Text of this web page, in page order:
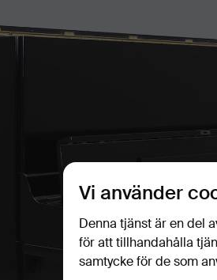
Vi använder
Denna tjänst är en del
för att tillhandahålla
samtycke för de som